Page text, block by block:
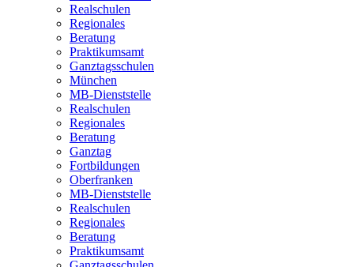
Realschulen
Regionales
Beratung
Praktikumsamt
Ganztagsschulen
München
MB-Dienststelle
Realschulen
Regionales
Beratung
Ganztag
Fortbildungen
Oberfranken
MB-Dienststelle
Realschulen
Regionales
Beratung
Praktikumsamt